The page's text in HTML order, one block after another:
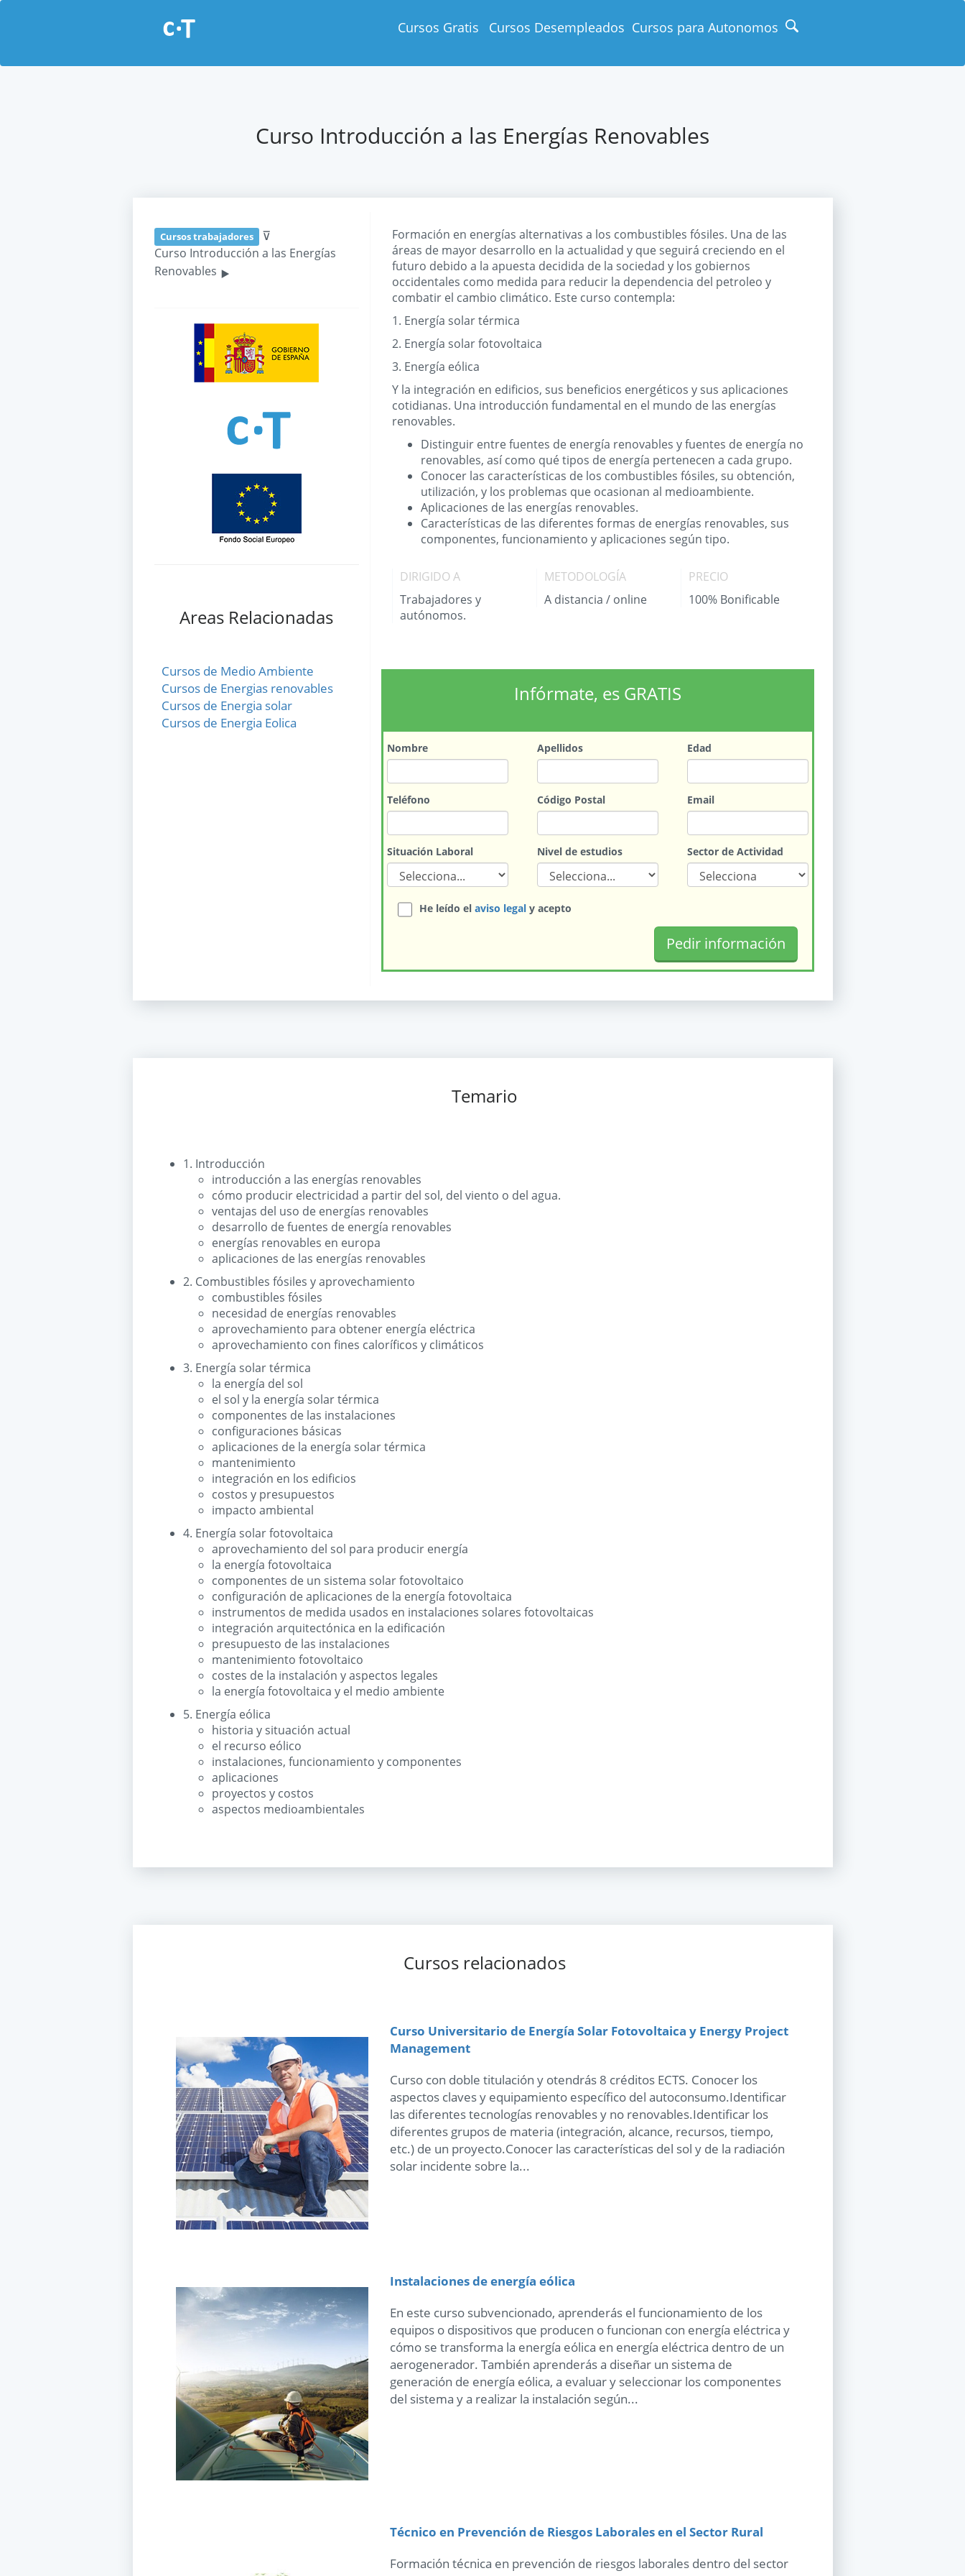
Cursos Gratis Cursos Desempleados Cursos para Autonomos
Curso Introducción a las Energías Renovables
Formación en energías alternativas a los combustibles fósiles. Una de las
áreas de mayor desarrollo en la actualidad y que seguirá creciendo en el
futuro debido a la apuesta decidida de la sociedad y los gobiernos
occidentales como medida para reducir la dependencia del petroleo y
combatir el cambio climático. Este curso contempla:
1. Energía solar térmica
2. Energía solar fotovoltaica
3. Energía eólica
Y la integración en edificios, sus beneficios energéticos y sus aplicaciones
cotidianas. Una introducción fundamental en el mundo de las energías
renovables.
Distinguir entre fuentes de energía renovables y fuentes de energía no
renovables, así como qué tipos de energía pertenecen a cada grupo.
Conocer las características de los combustibles fósiles, su obtención,
utilización, y los problemas que ocasionan al medioambiente.
Aplicaciones de las energías renovables.
Características de las diferentes formas de energías renovables, sus
componentes, funcionamiento y aplicaciones según tipo.
DIRIGIDO A
Trabajadores y
autónomos.
METODOLOGÍA
A distancia / online
PRECIO
100% Bonificable
Infórmate, es GRATIS
Nombre Apellidos Edad
Teléfono Código Postal Email
Situación Laboral Nivel de estudios Sector de Actividad
He leído elaviso legal y acepto
Cursos trabajadores ⊽
Curso Introducción a las Energías
Renovables ‣
Areas Relacionadas
Cursos de Medio Ambiente
Cursos de Energias renovables
Cursos de Energia solar
Cursos de Energia Eolica
Temario
1. Introducción
introducción a las energías renovables
cómo producir electricidad a partir del sol, del viento o del agua.
ventajas del uso de energías renovables
desarrollo de fuentes de energía renovables
energías renovables en europa
aplicaciones de las energías renovables
2. Combustibles fósiles y aprovechamiento
combustibles fósiles
necesidad de energías renovables
aprovechamiento para obtener energía eléctrica
aprovechamiento con fines caloríficos y climáticos
3. Energía solar térmica
la energía del sol
el sol y la energía solar térmica
componentes de las instalaciones
configuraciones básicas
aplicaciones de la energía solar térmica
mantenimiento
integración en los edificios
costos y presupuestos
impacto ambiental
4. Energía solar fotovoltaica
aprovechamiento del sol para producir energía
la energía fotovoltaica
componentes de un sistema solar fotovoltaico
configuración de aplicaciones de la energía fotovoltaica
instrumentos de medida usados en instalaciones solares fotovoltaicas
integración arquitectónica en la edificación
presupuesto de las instalaciones
mantenimiento fotovoltaico
costes de la instalación y aspectos legales
la energía fotovoltaica y el medio ambiente
5. Energía eólica
historia y situación actual
el recurso eólico
instalaciones, funcionamiento y componentes
aplicaciones
proyectos y costos
aspectos medioambientales
Cursos relacionados
Curso Universitario de Energía Solar Fotovoltaica y Energy Project
Management
Curso con doble titulación y otendrás 8 créditos ECTS. Conocer los
aspectos claves y equipamiento específico del autoconsumo.Identificar
las diferentes tecnologías renovables y no renovables.Identificar los
diferentes grupos de materia (integración, alcance, recursos, tiempo,
etc.) de un proyecto.Conocer las características del sol y de la radiación
solar incidente sobre la...
Instalaciones de energía eólica
En este curso subvencionado, aprenderás el funcionamiento de los
equipos o dispositivos que producen o funcionan con energía eléctrica y
cómo se transforma la energía eólica en energía eléctrica dentro de un
aerogenerador. También aprenderás a diseñar un sistema de
generación de energía eólica, a evaluar y seleccionar los componentes
del sistema y a realizar la instalación según...
Técnico en Prevención de Riesgos Laborales en el Sector Rural
Formación técnica en prevención de riesgos laborales dentro del sector